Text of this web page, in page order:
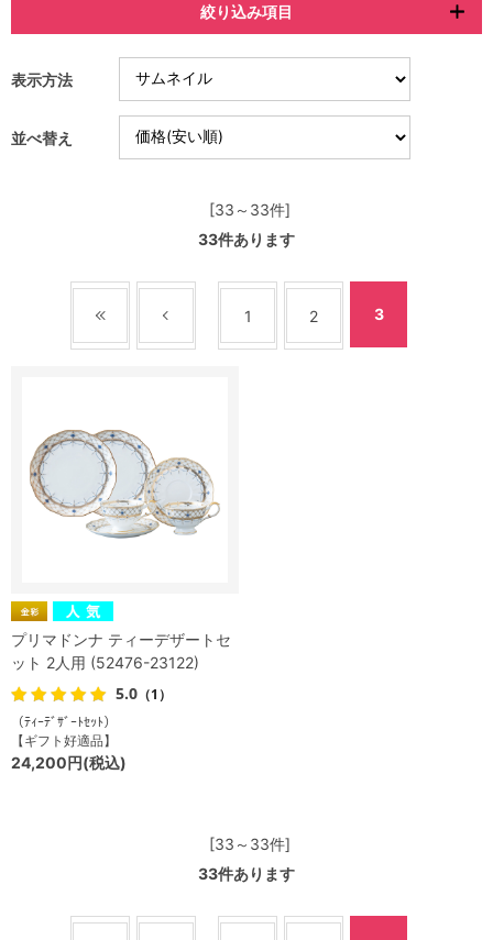
絞り込み項目
表示方法
並べ替え
[33～33件]
33件あります
1 2 3
プリマドンナ ティーデザートセ
ット 2人用 (52476-23122)
5.0 （1）
（ﾃｨｰﾃﾞｻﾞｰﾄｾｯﾄ）
【ギフト好適品】
24,200円(税込)
[33～33件]
33件あります